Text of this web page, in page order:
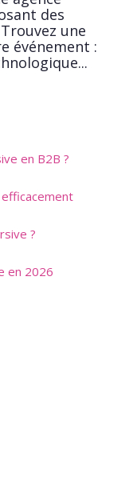
des
une
événement :
en B2B ?
?
en 2026